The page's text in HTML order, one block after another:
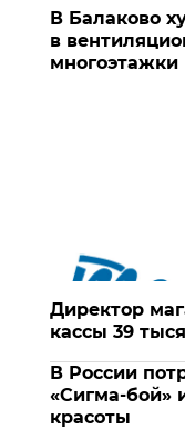
В Балаково
в
многоэтажки
Директор
кассы 39
В России
«Сигма-бой»
красоты